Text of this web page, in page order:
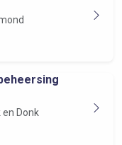
en Donk